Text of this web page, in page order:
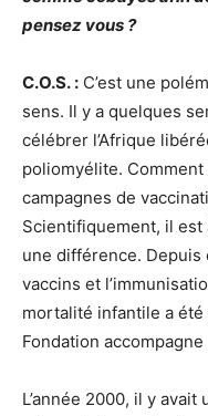
pensez vous ?
C.O.S. : C’est une
sens. Il y a quelques
célébrer l’Afrique
poliomyélite. Comment
campagnes de
Scientifiquement, il
une différence. Depuis
vaccins et
mortalité infantile a
Fondation
L’année 2000, il y